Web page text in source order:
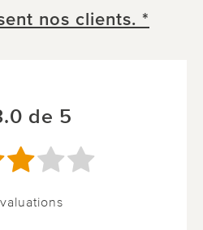
nos clients. *
de 5